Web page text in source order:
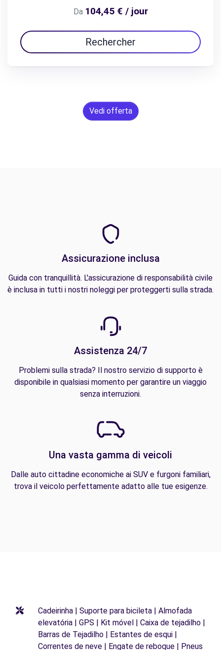
Da 104,45 € / jour
Rechercher
Vedi offerta
Assicurazione inclusa
Guida con tranquillità. L'assicurazione di responsabilità civile
è inclusa in tutti i nostri noleggi per proteggerti sulla strada.
Assistenza 24/7
Problemi sulla strada? Il nostro servizio di supporto è
disponibile in qualsiasi momento per garantire un viaggio
senza interruzioni.
Una vasta gamma di veicoli
Dalle auto cittadine economiche ai SUV e furgoni familiari,
trova il veicolo perfettamente adatto alle tue esigenze.
Cadeirinha | Suporte para bicileta | Almofada
elevatória | GPS | Kit móvel | Caixa de tejadilho |
Barras de Tejadilho | Estantes de esqui |
Correntes de neve | Engate de reboque | Pneus